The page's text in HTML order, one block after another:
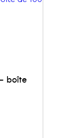
boîte